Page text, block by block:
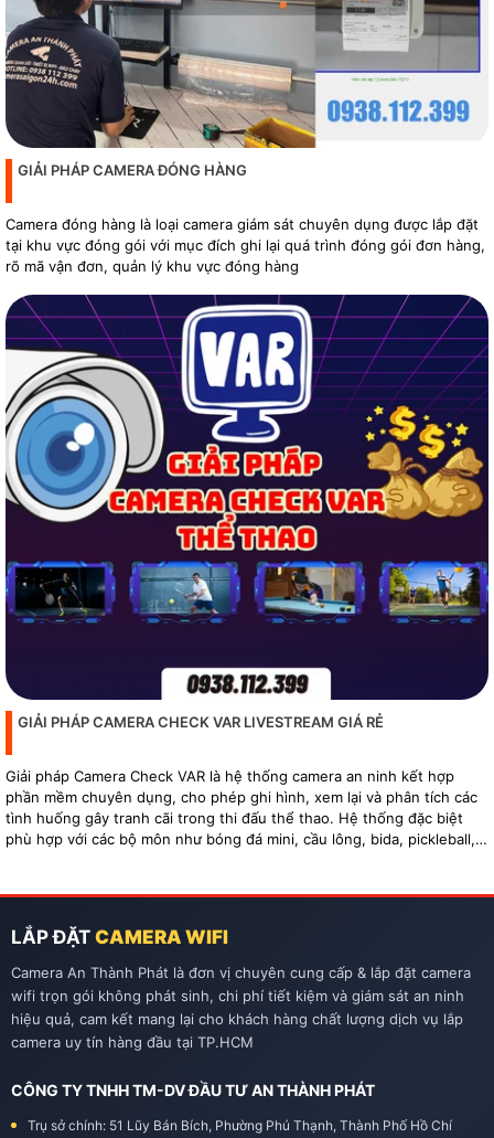
GIẢI PHÁP CAMERA ĐÓNG HÀNG
Camera đóng hàng là loại camera giám sát chuyên dụng được lắp đặt
tại khu vực đóng gói với mục đích ghi lại quá trình đóng gói đơn hàng,
rõ mã vận đơn, quản lý khu vực đóng hàng
GIẢI PHÁP CAMERA CHECK VAR LIVESTREAM GIÁ RẺ
Giải pháp Camera Check VAR là hệ thống camera an ninh kết hợp
phần mềm chuyên dụng, cho phép ghi hình, xem lại và phân tích các
tình huống gây tranh cãi trong thi đấu thể thao. Hệ thống đặc biệt
phù hợp với các bộ môn như bóng đá mini, cầu lông, bida, pickleball,
LẮP ĐẶT CAMERA WIFI
Camera An Thành Phát là đơn vị chuyên cung cấp & lắp đặt camera
wifi trọn gói không phát sinh, chi phí tiết kiệm và giám sát an ninh
hiệu quả, cam kết mang lại cho khách hàng chất lượng dịch vụ lắp
camera uy tín hàng đầu tại TP.HCM
CÔNG TY TNHH TM-DV ĐẦU TƯ AN THÀNH PHÁT
Trụ sở chính: 51 Lũy Bán Bích, Phường Phú Thạnh, Thành Phố Hồ Chí